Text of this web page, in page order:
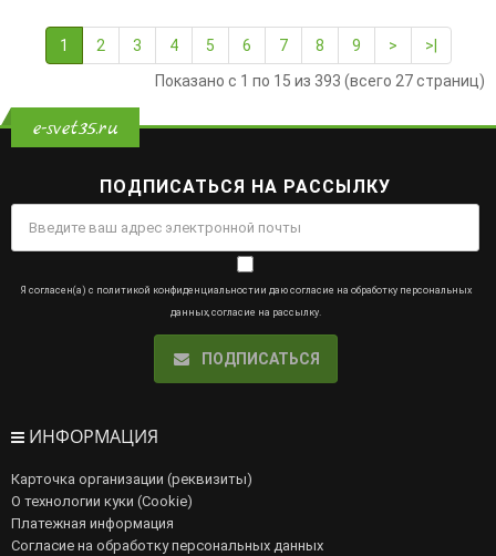
1 2 3 4 5 6 7 8 9 >
>|
Показано с 1 по 15 из 393 (всего 27 страниц)
e-svet35.ru
ПОДПИСАТЬСЯ НА РАССЫЛКУ
Я согласен(а) с политикой конфиденциальности и даю согласие на обработку персональных
данных, согласие на рассылку.
ПОДПИСАТЬСЯ
ИНФОРМАЦИЯ
Карточка организации (реквизиты)
О технологии куки (Cookie)
Платежная информация
Согласие на обработку персональных данных